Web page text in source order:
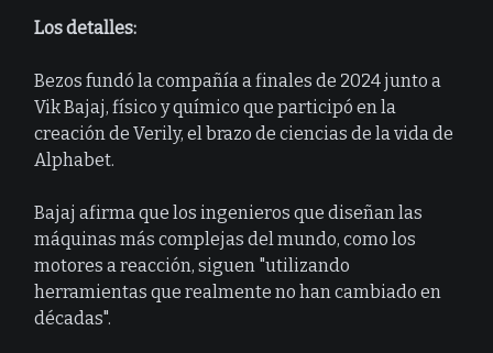
Los detalles:
Bezos fundó la compañía a finales de 2024 junto a
Vik Bajaj, físico y químico que participó en la
creación de Verily, el brazo de ciencias de la vida de
Alphabet.
Bajaj afirma que los ingenieros que diseñan las
máquinas más complejas del mundo, como los
motores a reacción, siguen "utilizando
herramientas que realmente no han cambiado en
décadas".